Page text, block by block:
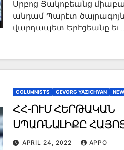
Սրբոց Յակոբեանց
անդամ Պարէտ ծայրագոյն
վարդապետ Երէցեանը
COLUMNISTS GEVORG YAZICHYAN
ՀՀ-ՈՒՄ ՀԵՐԹԱԿԱՆ
APRIL 24, 2022 APPO